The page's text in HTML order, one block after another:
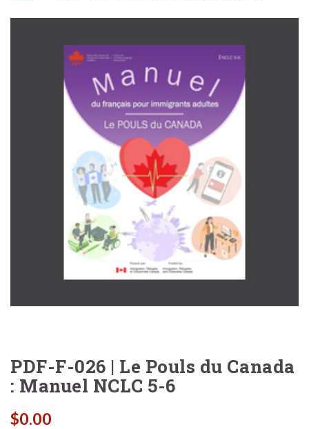
PDF-F-026 | Le Pouls du Canada
: Manuel NCLC 5-6
$0.00